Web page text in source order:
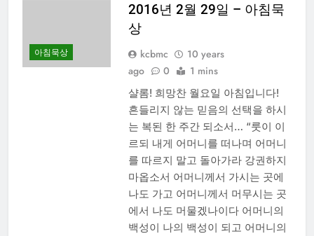
아침묵상
2016년 2월 29일 – 아침묵
상
kcbmc
10 years
ago
0 1 mins
샬롬! 희망찬 월요일 아침입니다!
흔들리지 않는 믿음의 선택을 하시
는 복된 한 주간 되소서… “룻이 이
르되 내게 어머니를 떠나며 어머니
를 따르지 말고 돌아가라 강권하지
마옵소서 어머니께서 가시는 곳에
나도 가고 어머니께서 머무시는 곳
에서 나도 머물겠나이다 어머니의
백성이 나의 백성이 되고 어머니의